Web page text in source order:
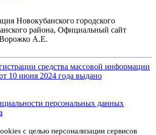
Новокубанского городского
района, Официальный сайт
А.Е.
средства массовой информации
10 июня 2024 года выдано
персональных данных
с целью персонализации сервисов